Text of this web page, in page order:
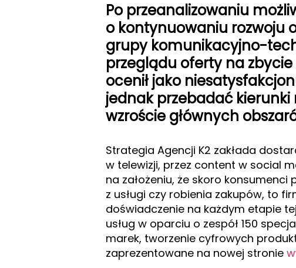
Po przeanalizowaniu
o kontynuowaniu rozwoju
grupy komunikacyjno-
przeglądu oferty na zbycie
ocenił jako
jednak przebadać kierunki
wzroście głównych
Strategia Agencji K2 zakłada
w telewizji, przez content w social
na założeniu, że skoro
z usługi czy robienia zakupów, to
doświadczenie na każdym etapie
usług w oparciu o zespół 150
marek, tworzenie cyfrowych
zaprezentowane na nowej stronie